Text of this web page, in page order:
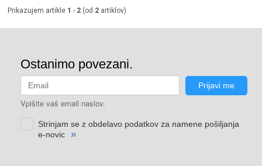
Prikazujem artikle 1 - 2 (od 2 artiklov)